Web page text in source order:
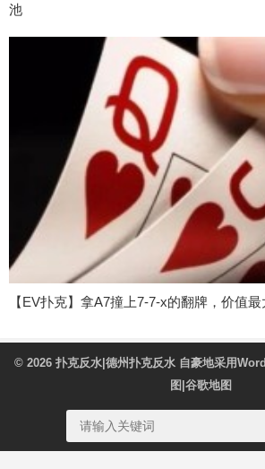
池
【EV扑克】拿A7撞上7-7-x的翻牌，价值
© 2026 扑克反水|德州扑克反水 自豪地采用
图 谷歌地图